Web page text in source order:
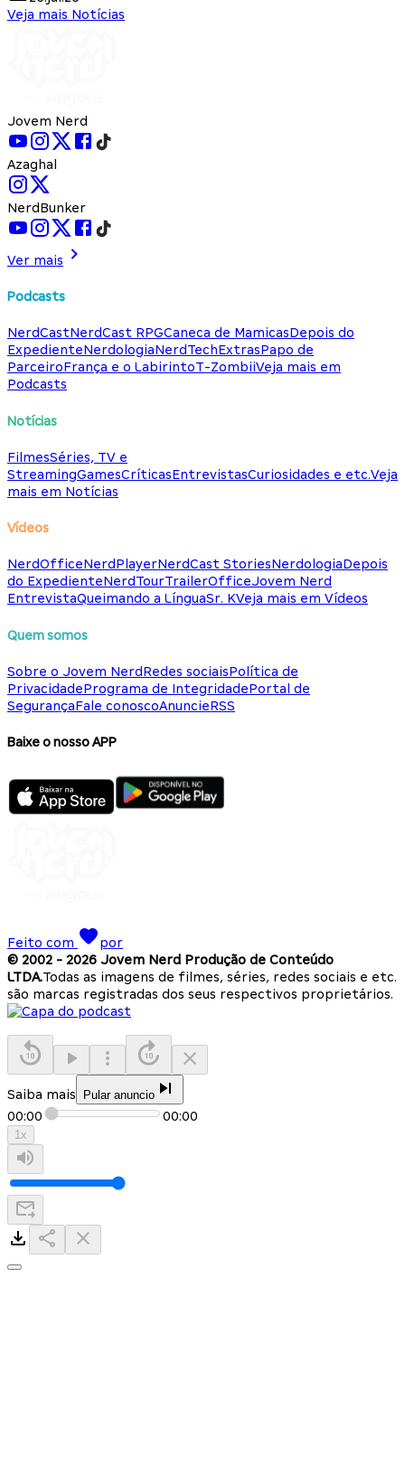
Veja mais Notícias
Jovem Nerd
Azaghal
NerdBunker
Ver mais
Podcasts
NerdCastNerdCast RPGCaneca de MamicasDepois do
ExpedienteNerdologiaNerdTechExtrasPapo de
ParceiroFrança e o LabirintoT-ZombiiVeja mais em
Podcasts
Notícias
FilmesSéries, TV e
StreamingGamesCríticasEntrevistasCuriosidades e etc.Veja
mais em Notícias
Vídeos
NerdOfficeNerdPlayerNerdCast StoriesNerdologiaDepois
do ExpedienteNerdTourTrailerOfficeJovem Nerd
EntrevistaQueimando a LínguaSr. KVeja mais em Vídeos
Quem somos
Sobre o Jovem NerdRedes sociaisPolítica de
PrivacidadePrograma de IntegridadePortal de
SegurançaFale conoscoAnuncieRSS
Baixe o nosso APP
Feito com
por
© 2002 - 2026 Jovem Nerd Produção de Conteúdo
LTDA.Todas as imagens de filmes, séries, redes sociais e etc.
são marcas registradas dos seus respectivos proprietários.
Saiba mais Pular anuncio
00:00 00:00
1x